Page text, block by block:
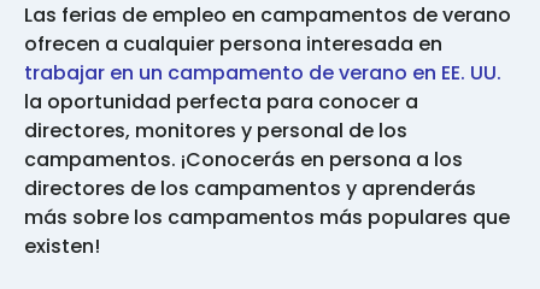
Las ferias de empleo en campamentos de verano
ofrecen a cualquier persona interesada en
trabajar en un campamento de verano en EE. UU.
la oportunidad perfecta para conocer a
directores, monitores y personal de los
campamentos. ¡Conocerás en persona a los
directores de los campamentos y aprenderás
más sobre los campamentos más populares que
existen!